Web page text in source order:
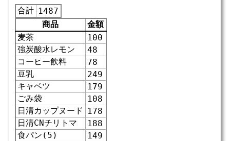
合計 1487
商品
金額
麦茶
100
強炭酸水レモン
48
コーヒー飲料
78
豆乳
249
キャベツ
179
ごみ袋
108
日清カップヌード
178
日清CNチリトマ
188
食パン(5)
149